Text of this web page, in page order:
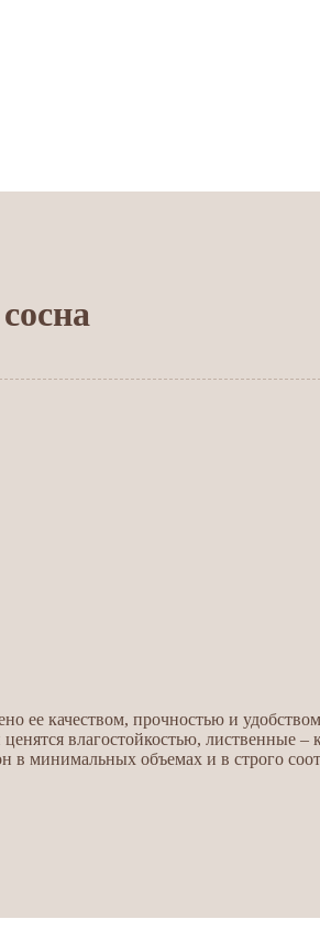
ее качеством, прочностью и
влагостойкостью, лиственные
в минимальных объемах и в строго